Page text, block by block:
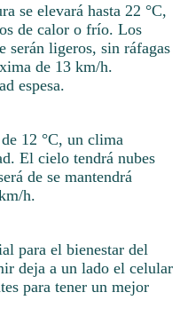
se elevará hasta 22 °C,
de calor o frío. Los
serán ligeros, sin ráfagas
de 13 km/h.
espesa.
12 °C, un clima
El cielo tendrá nubes
de se mantendrá
h.
para el bienestar del
deja a un lado el celular
para tener un mejor